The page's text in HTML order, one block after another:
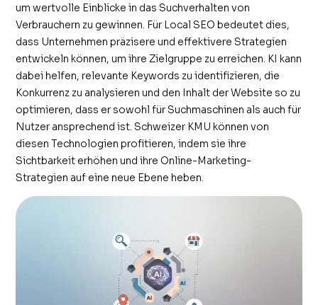
um wertvolle Einblicke in das Suchverhalten von
Verbrauchern zu gewinnen. Für Local SEO bedeutet dies,
dass Unternehmen präzisere und effektivere Strategien
entwickeln können, um ihre Zielgruppe zu erreichen. KI kann
dabei helfen, relevante Keywords zu identifizieren, die
Konkurrenz zu analysieren und den Inhalt der Website so zu
optimieren, dass er sowohl für Suchmaschinen als auch für
Nutzer ansprechend ist. Schweizer KMU können von
diesen Technologien profitieren, indem sie ihre
Sichtbarkeit erhöhen und ihre Online-Marketing-
Strategien auf eine neue Ebene heben.